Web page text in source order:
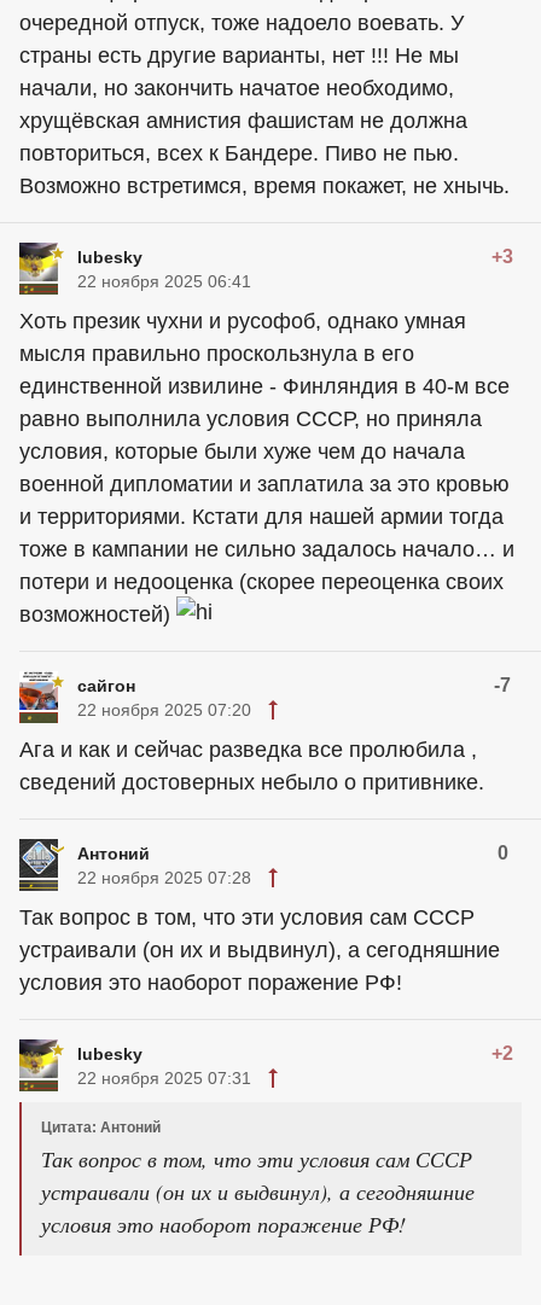
очередной отпуск, тоже надоело воевать. У
страны есть другие варианты, нет !!! Не мы
начали, но закончить начатое необходимо,
хрущёвская амнистия фашистам не должна
повториться, всех к Бандере. Пиво не пью.
Возможно встретимся, время покажет, не хнычь.
lubesky +3
22 ноября 2025 06:41
Хоть презик чухни и русофоб, однако умная
мысля правильно проскользнула в его
единственной извилине - Финляндия в 40-м все
равно выполнила условия СССР, но приняла
условия, которые были хуже чем до начала
военной дипломатии и заплатила за это кровью
и территориями. Кстати для нашей армии тогда
тоже в кампании не сильно задалось начало… и
потери и недооценка (скорее переоценка своих
возможностей)
сайгон -7
22 ноября 2025 07:20
Ага и как и сейчас разведка все пролюбила ,
сведений достоверных небыло о притивнике.
Антоний 0
22 ноября 2025 07:28
Так вопрос в том, что эти условия сам СССР
устраивали (он их и выдвинул), а сегодняшние
условия это наоборот поражение РФ!
lubesky +2
22 ноября 2025 07:31
Цитата: Антоний
Так вопрос в том, что эти условия сам СССР
устраивали (он их и выдвинул), а сегодняшние
условия это наоборот поражение РФ!